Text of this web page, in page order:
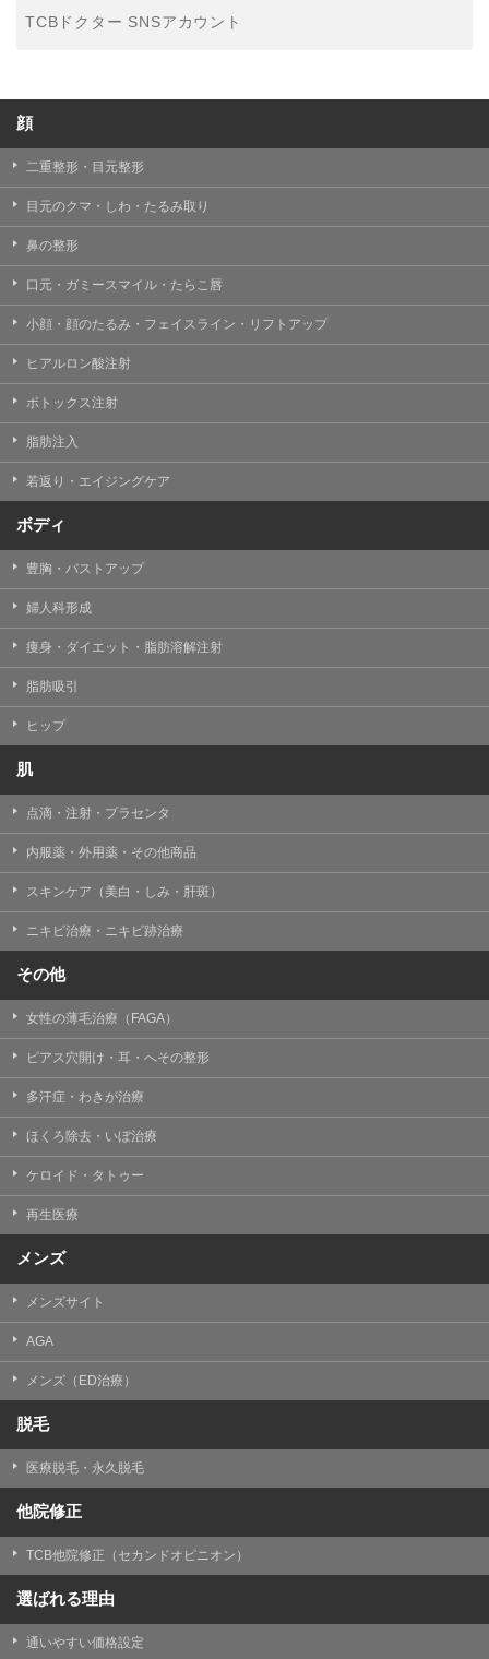
事業者およびアフィリエイトサービスプロバイダ等の第
・患者様の閲覧履歴、端末等の情報
TCBグループは取得情報を以下の目的で利用いたしま
す。
・クリニックの来院予約、医療サービスの提供、医療関
対応等のサービス提供のため
・医療サービスの提供に関する他の医療機関、検査機関
及び研究機関との連携のため
・サービス向上を目的とした医療サービス・販売する医
療関連商品に関する患者様へのアンケートの送受信及び
これに付随する諸対応のため
・Cookie等の技術を用いたアクセス履歴、閲覧記録等に
関する情報の収集、分析
・閲覧記録等から趣味・嗜好を分析した情報を使用して
の広告に利用するため
め
・患者様のサービス利用状況の分析及び症例研究のため
・広告、宣伝、マーケティングのため
【個人情報の管理体制について】
TCBグループは、取り扱う個人情報を、厳正な管理の下
に蓄積・保管し、当該個人情報への不正アクセス・紛
失・破壊・改ざんおよび漏洩等を防止するため、必要か
【個人情報の共同利用について】
TCBグループは、【利用目的】達成に必要な範囲で、取
得情報を共同して利用することがあります。
なお、共同利用にあたっては、一般社団法人メディカル
アライアンスが個人情報の管理について責任を有しま
一般社団法人メディカルアライアンス
代表電話番号03-6459-0169
①共同して利用される情報
【取得する情報】に規定されている取得情報
②共同して利用する者の範囲
【基本理念】に規定するTCBグループ
③共同利用する者の利用目的
【利用目的】の達成のため
【外部委託について】
TCBグループは、【利用目的】の達成に必要な範囲内に
おいて、取得情報の取扱いの全部または一部を外部の業
務委託先に委託することがあります。取得情報の取り扱
いを委託する場合、委託先との間で、個人情報の保護に
正に管理されるよう確保します。
【第三者提供について】
TCBグループは、個人情報保護法その他の法令により認
められる場合を除き、患者様の同意なしに、取得情報を
委託先以外の第三者に開示・提供することはありませ
ん。
TCBグループは、本人の申し出により個人情報に関する
について、これを適切に対応します。
問合せ先：個人情報お問合せフォーム
TCBドクター SNSアカウント
顔
二重整形・目元整形
目元のクマ・しわ・たるみ取り
鼻の整形
口元・ガミースマイル・たらこ唇
小顔・顔のたるみ・フェイスライン・リフトアップ
ヒアルロン酸注射
ボトックス注射
脂肪注入
若返り・エイジングケア
ボディ
豊胸・バストアップ
婦人科形成
痩身・ダイエット・脂肪溶解注射
脂肪吸引
ヒップ
肌
点滴・注射・プラセンタ
内服薬・外用薬・その他商品
スキンケア（美白・しみ・肝斑）
ニキビ治療・ニキビ跡治療
その他
女性の薄毛治療（FAGA）
ピアス穴開け・耳・へその整形
多汗症・わきが治療
ほくろ除去・いぼ治療
ケロイド・タトゥー
再生医療
メンズ
メンズサイト
AGA
メンズ（ED治療）
脱毛
医療脱毛・永久脱毛
他院修正
TCB他院修正（セカンドオピニオン）
選ばれる理由
通いやすい価格設定